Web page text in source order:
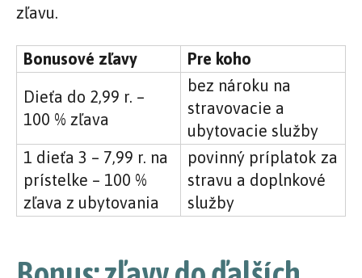
zľavu.
Bonusové zľavy Pre koho
Dieťa do 2,99 r. –
100 % zľava
bez nároku na
stravovacie a
ubytovacie služby
1 dieťa 3 – 7,99 r. na
prístelke – 100 %
zľava z ubytovania
povinný príplatok za
stravu a doplnkové
služby